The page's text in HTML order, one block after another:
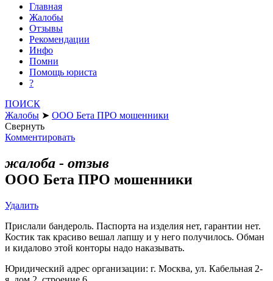
Главная
Жалобы
Отзывы
Рекомендации
Инфо
Помни
Помощь юриста
?
ПОИСК
Жалобы ➤ ООО Бета ПРО мошенники
Свернуть
Комментировать
жалоба - отзыв
ООО Бета ПРО мошенники
Удалить
Прислали бандероль. Паспорта на изделия нет, гарантии нет.
Костик так красиво вешал лапшу и у него получилось. Обман
и кидалово этой конторы надо наказывать.
Юридический адрес организации: г. Москва, ул. Кабельная 2-